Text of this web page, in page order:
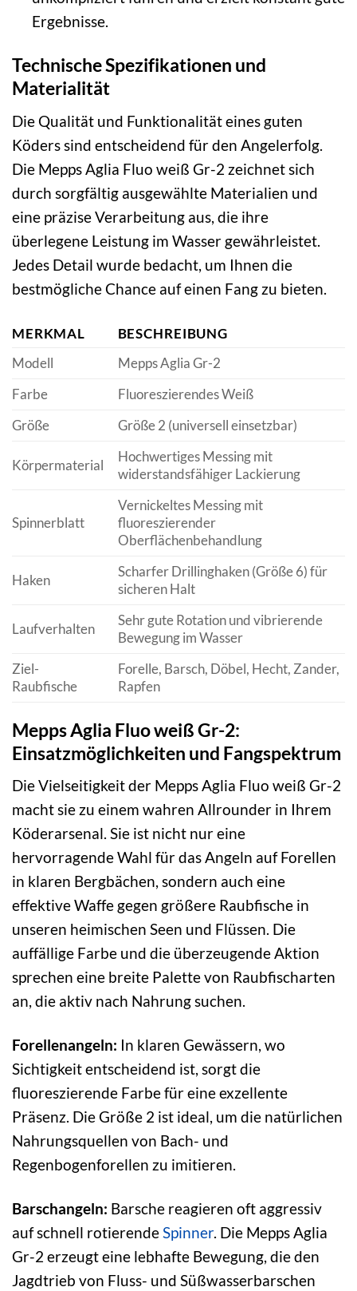
Ergebnisse.
Technische Spezifikationen und
Materialität
Die Qualität und Funktionalität eines guten
Köders sind entscheidend für den Angelerfolg.
Die Mepps Aglia Fluo weiß Gr-2 zeichnet sich
durch sorgfältig ausgewählte Materialien und
eine präzise Verarbeitung aus, die ihre
überlegene Leistung im Wasser gewährleistet.
Jedes Detail wurde bedacht, um Ihnen die
bestmögliche Chance auf einen Fang zu bieten.
MERKMAL
BESCHREIBUNG
Modell
Mepps Aglia Gr-2
Farbe
Fluoreszierendes Weiß
Größe
Größe 2 (universell einsetzbar)
Körpermaterial
Hochwertiges Messing mit
widerstandsfähiger Lackierung
Spinnerblatt
Vernickeltes Messing mit
fluoreszierender
Oberflächenbehandlung
Haken
Scharfer Drillinghaken (Größe 6) für
sicheren Halt
Laufverhalten
Sehr gute Rotation und vibrierende
Bewegung im Wasser
Ziel-
Raubfische
Forelle, Barsch, Döbel, Hecht, Zander,
Rapfen
Mepps Aglia Fluo weiß Gr-2:
Einsatzmöglichkeiten und Fangspektrum
Die Vielseitigkeit der Mepps Aglia Fluo weiß Gr-2
macht sie zu einem wahren Allrounder in Ihrem
Köderarsenal. Sie ist nicht nur eine
hervorragende Wahl für das Angeln auf Forellen
in klaren Bergbächen, sondern auch eine
effektive Waffe gegen größere Raubfische in
unseren heimischen Seen und Flüssen. Die
auffällige Farbe und die überzeugende Aktion
sprechen eine breite Palette von Raubfischarten
an, die aktiv nach Nahrung suchen.
Forellenangeln: In klaren Gewässern, wo
Sichtigkeit entscheidend ist, sorgt die
fluoreszierende Farbe für eine exzellente
Präsenz. Die Größe 2 ist ideal, um die natürlichen
Nahrungsquellen von Bach- und
Regenbogenforellen zu imitieren.
Barschangeln: Barsche reagieren oft aggressiv
auf schnell rotierendeSpinner. Die Mepps Aglia
Gr-2 erzeugt eine lebhafte Bewegung, die den
Jagdtrieb von Fluss- und Süßwasserbarschen